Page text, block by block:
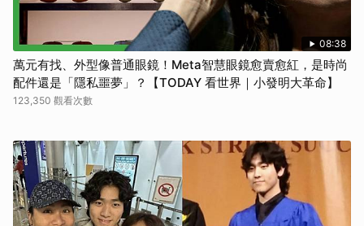
08:38
萬元有找、外型像普通眼鏡！Meta智慧眼鏡愈賣愈紅，是時尚
配件還是「隱私噩夢」？【TODAY 看世界｜小發明大革命】
123,350 觀看次數